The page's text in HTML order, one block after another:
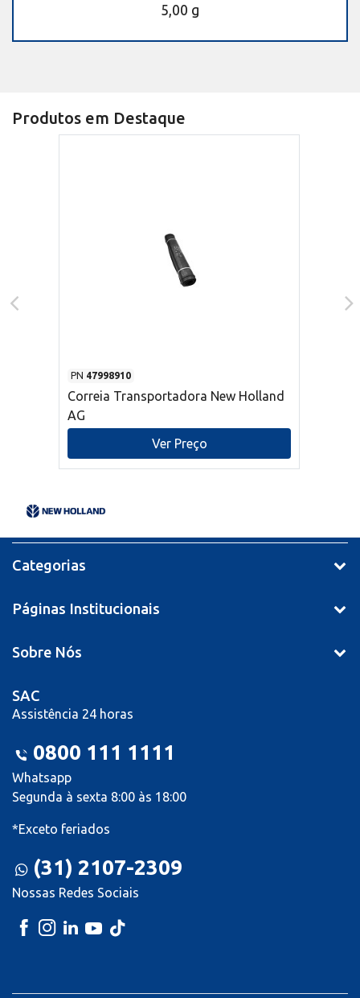
5,00 g
Produtos em Destaque
PN 47998910
Correia Transportadora New Holland
AG
Ver Preço
Categorias
Páginas Institucionais
Sobre Nós
SAC
Assistência 24 horas
0800 111 1111
Whatsapp
Segunda à sexta 8:00 às 18:00
*Exceto feriados
(31) 2107-2309
Nossas Redes Sociais